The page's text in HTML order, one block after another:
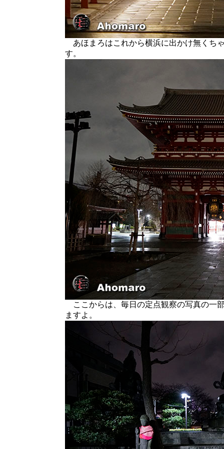
あほまろはこれから横浜に出かけ無くち
す。
ここからは、毎日の定点観察の写真の一
ますよ。